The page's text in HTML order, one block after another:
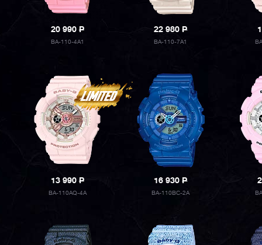
20 990P
BA-110-4A1
22 980P
BA-110-7A1
13 990P
BA-110AQ-4A
16 930P
BA-110BC-2A